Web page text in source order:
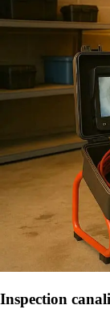
Inspection